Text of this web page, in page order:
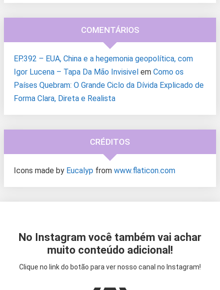
COMENTÁRIOS
EP.392 – EUA, China e a hegemonia geopolítica, com
Igor Lucena – Tapa Da Mão Invisivel em Como os
Países Quebram: O Grande Ciclo da Dívida Explicado de
Forma Clara, Direta e Realista
CRÉDITOS
Icons made by Eucalyp from www.flaticon.com
No Instagram você também vai achar
muito conteúdo adicional!
Clique no link do botão para ver nosso canal no Instagram!